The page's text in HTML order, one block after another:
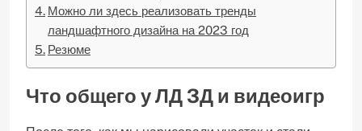
Можно ли здесь реализовать тренды
ландшафтного дизайна на 2023 год
Резюме
Что общего у ЛД 3Д и видеоигр